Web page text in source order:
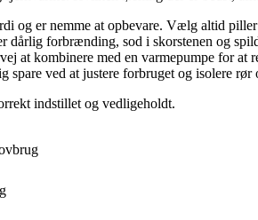
er nemme at opbevare. Vælg altid
forbrænding, sod i skorstenen og
at kombinere med en varmepumpe for at
ved at justere forbruget og isolere rør
indstillet og vedligeholdt.